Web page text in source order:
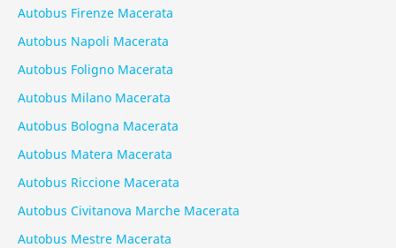
Autobus Firenze Macerata
Autobus Napoli Macerata
Autobus Foligno Macerata
Autobus Milano Macerata
Autobus Bologna Macerata
Autobus Matera Macerata
Autobus Riccione Macerata
Autobus Civitanova Marche Macerata
Autobus Mestre Macerata